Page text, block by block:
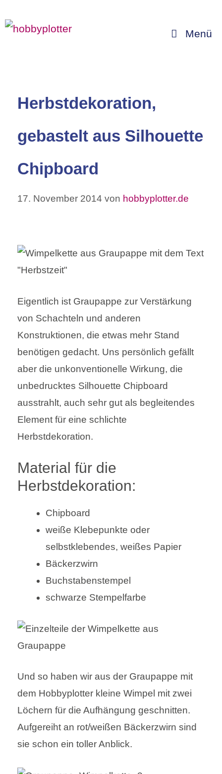
Inhalt
Menü
Herbstdekoration,
gebastelt aus Silhouette
Chipboard
17. November 2014 von hobbyplotter.de
Eigentlich ist Graupappe zur Verstärkung
von Schachteln und anderen
Konstruktionen, die etwas mehr Stand
benötigen gedacht. Uns persönlich gefällt
aber die unkonventionelle Wirkung, die
unbedrucktes Silhouette Chipboard
ausstrahlt, auch sehr gut als begleitendes
Element für eine schlichte
Herbstdekoration.
Material für die
Herbstdekoration:
Chipboard
weiße Klebepunkte oder
selbstklebendes, weißes Papier
Bäckerzwirn
Buchstabenstempel
schwarze Stempelfarbe
Und so haben wir aus der Graupappe mit
dem Hobbyplotter kleine Wimpel mit zwei
Löchern für die Aufhängung geschnitten.
Aufgereiht an rot/weißen Bäckerzwirn sind
sie schon ein toller Anblick.